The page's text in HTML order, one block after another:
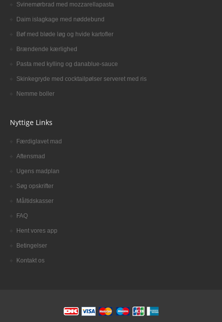
Svinemørbrad med mozzarellapasta
Daim islagkage med nøddebund
Bøf med bløde løg og hvide kartofler
Brændende kærlighed
Pasta med kylling og danablue-sauce
Skinkegryde med cocktailpølser serveret med ris
Nemme boller
Nyttige Links
Færdiglavet mad
Aftensmad
Ugens madplan
Søg opskrifter
Måltidskasser
FAQ
Hent vores app
Betingelser
Kontakt os